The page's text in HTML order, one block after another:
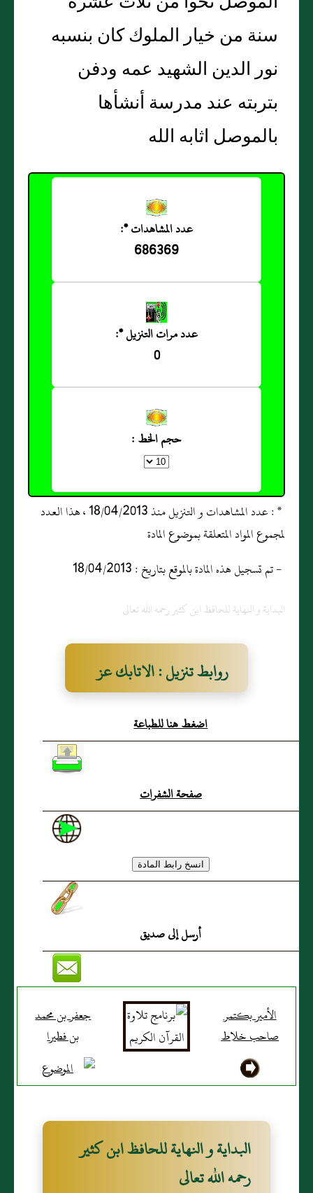
سنة من خيار الملوك كان بنسبه
نور الدين الشهيد عمه ودفن
بتربته عند مدرسة أنشأها
بالموصل اثابه الله
عدد المشاهدات *:
686369
عدد مرات التنزيل *:
0
حجم الخط :
* : عدد المشاهدات و التنزيل منذ 18/04/2013 ، هذا العدد
لمجموع المواد المتعلقة بموضوع المادة
- تم تسجيل هذه المادة بالموقع بتاريخ : 18/04/2013
البداية و النهاية للحافظ ابن كثير رحمه الله تعالى
روابط تنزيل : الاتابك عز
الدين مسعود
اضغط هنا للطباعة
صفحة الشفرات
أرسل إلى صديق
الأمير بكتمر
صاحب خلاط
جعفر بن محمد
بن فطيرا
البداية و النهاية للحافظ ابن كثير
رحمه الله تعالى